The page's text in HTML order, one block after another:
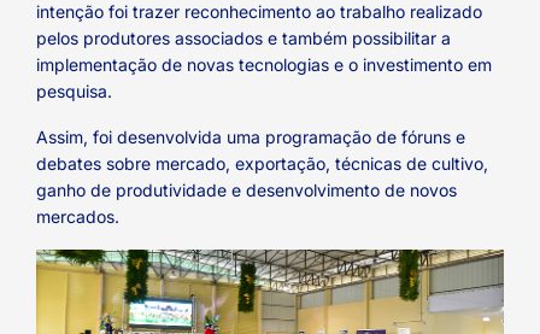
intenção foi trazer reconhecimento ao trabalho realizado
pelos produtores associados e também possibilitar a
implementação de novas tecnologias e o investimento em
pesquisa.
Assim, foi desenvolvida uma programação de fóruns e
debates sobre mercado, exportação, técnicas de cultivo,
ganho de produtividade e desenvolvimento de novos
mercados.